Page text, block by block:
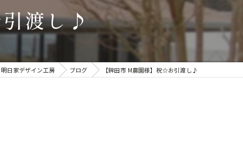
平屋
自然素材
工務店
引渡し♪
日家デザイン工房 ブログ 【鉾田市 M農園様】祝☆お引渡し♪